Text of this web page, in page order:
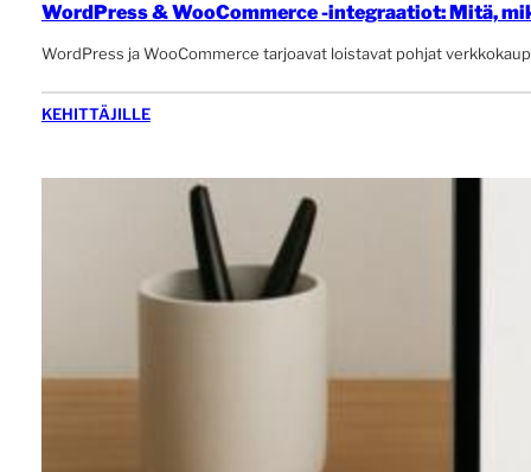
WordPress & WooCommerce -integraatiot: Mitä,
WordPress ja WooCommerce tarjoavat loistavat pohjat
KEHITTÄJILLE